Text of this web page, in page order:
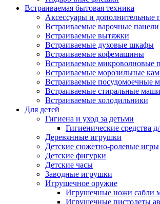
Встраиваемая бытовая техника
Аксессуары и дополнительные
Встраиваемые варочные панели
Встраиваемые вытяжки
Встраиваемые духовые шкафы
Встраиваемые кофемашины
Встраиваемые микроволновые
Встраиваемые морозильные
Встраиваемые посудомоечные
Встраиваемые стиральные
Встраиваемые холодильники
Для детей
Гигиена и уход за детьми
Гигиенические средства
Деревянные игрушки
Детские сюжетно-ролевые игры
Детские фигурки
Детские часы
Заводные игрушки
Игрушечное оружие
Игрушечные ножи сабли
Игрушечные пистолеты